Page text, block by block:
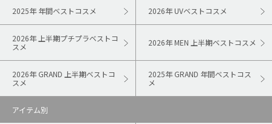
2025年 年間ベストコスメ 2026年 UVベストコスメ
2026年 上半期プチプラベストコ
スメ
2026年 MEN 上半期ベストコスメ
2026年 GRAND 上半期ベストコ
スメ
2025年 GRAND 年間ベストコス
メ
アイテム別